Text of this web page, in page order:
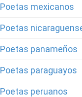
Poetas mexicanos
Poetas
Poetas panameños
Poetas paraguayos
Poetas peruanos